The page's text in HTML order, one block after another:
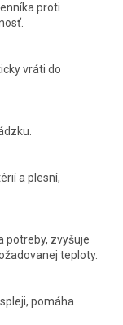
proti
vráti do
a plesní,
potreby, zvyšuje
teploty.
pomáha